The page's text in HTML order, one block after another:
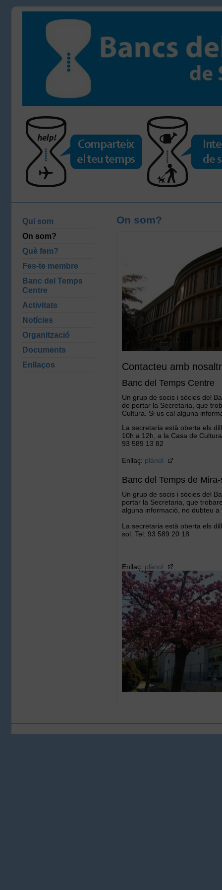
Qui som
On som?
Què fem?
Fes-te membre
Banc del Temps
Centre
Activitats
Notícies
Organització
Documents
Enllaços
On som?
Contacteu amb
Banc del Temps Centre
Un grup de socis i sòcies del
de portar la Secretaria, que
Cultura. Si us cal alguna
La secretaria està oberta els
10h a 12h, a la Casa de
93 589 13 82
Enllaç: plànol
Banc del Temps de
Un grup de socis i sòcies del
portar la Secretaria, que
alguna informació, no dubteu a
La secretaria està oberta els
sol. Tel. 93 589 20 18
Enllaç: plànol